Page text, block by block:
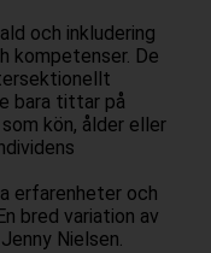
och inkludering
kompetenser. De
bara tittar på
kön, ålder eller
erfarenheter och
bred variation av
Nielsen.